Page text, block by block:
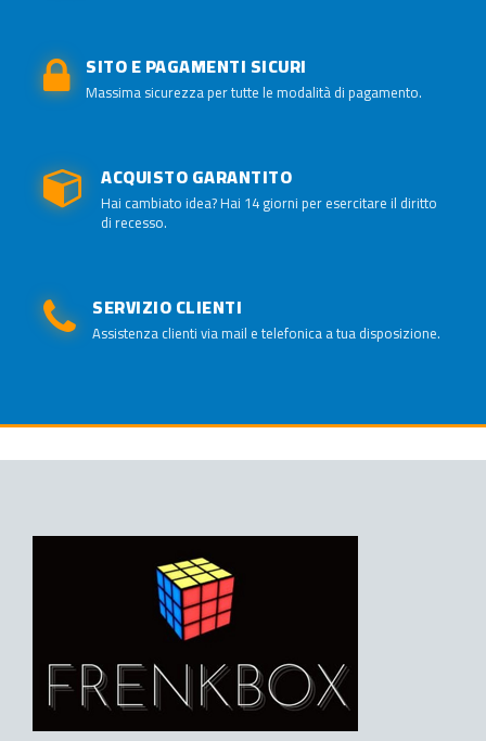
SITO E PAGAMENTI SICURI
Massima sicurezza per tutte le modalità di pagamento.
ACQUISTO GARANTITO
Hai cambiato idea? Hai 14 giorni per esercitare il diritto
di recesso.
SERVIZIO CLIENTI
Assistenza clienti via mail e telefonica a tua disposizione.